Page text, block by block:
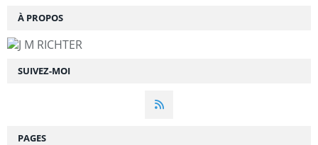
SUIVEZ-MOI
À PROPOS
PAGES